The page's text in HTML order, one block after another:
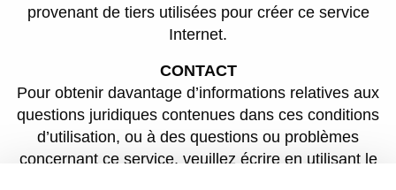
provenant de tiers utilisées pour créer ce service
Internet.
CONTACT
Pour obtenir davantage d’informations relatives aux
questions juridiques contenues dans ces conditions
d’utilisation, ou à des questions ou problèmes
concernant ce service, veuillez écrire en utilisant le